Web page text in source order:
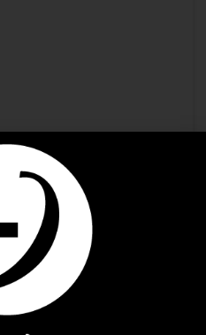
Spirit
SET + CUILLERE
AU PANIER